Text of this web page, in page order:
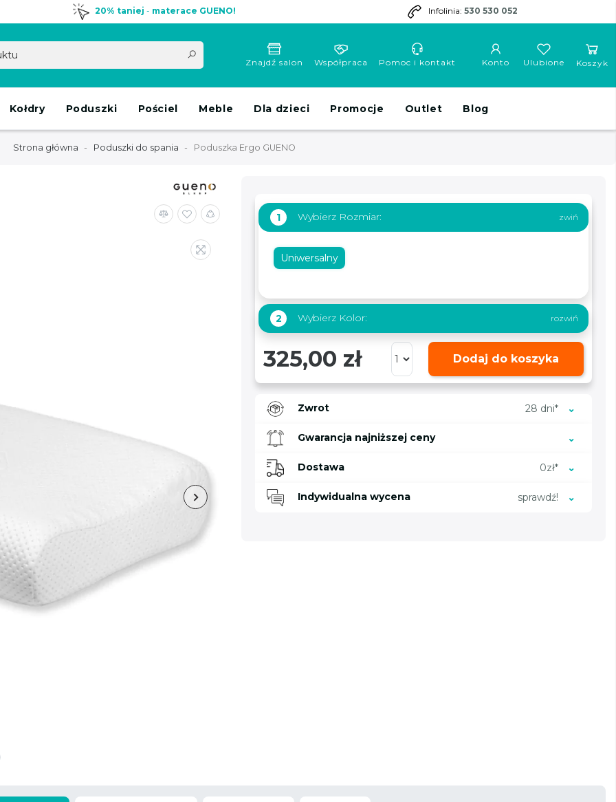
20% taniej - materace GUENO! Infolinia: 530 530 052
Znajdź salon Współpraca Pomoc i kontakt Konto Koszyk
Ulubione
Kołdry Poduszki Pościel Meble Dla dzieci Promocje Outlet Blog
Strona główna Poduszki do spania Poduszka Ergo GUENO
1 Wybierz Rozmiar:
Uniwersalny
2 Wybierz Kolor:
325,00 zł Dodaj do koszyka
Zwrot 28 dni*
Gwarancja najniższej ceny
Dostawa 0zł*
Indywidualna wycena sprawdź!